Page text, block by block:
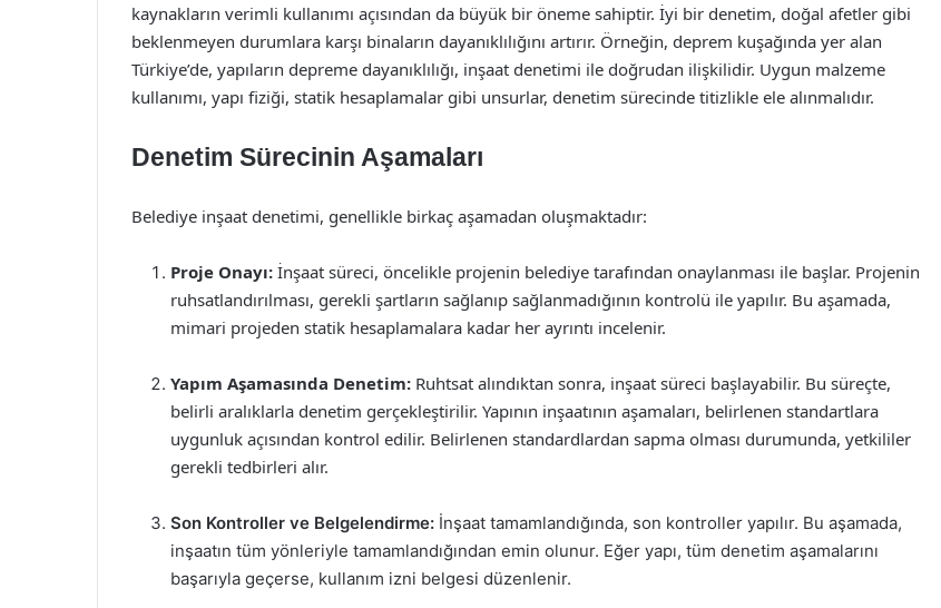
kaynakların verimli kullanımı açısından da büyük bir öneme sahiptir. İyi bir denetim, doğal afetler gibi
beklenmeyen durumlara karşı binaların dayanıklılığını artırır. Örneğin, deprem kuşağında yer alan
Türkiye’de, yapıların depreme dayanıklılığı, inşaat denetimi ile doğrudan ilişkilidir. Uygun malzeme
kullanımı, yapı fiziği, statik hesaplamalar gibi unsurlar, denetim sürecinde titizlikle ele alınmalıdır.
Denetim Sürecinin Aşamaları
Belediye inşaat denetimi, genellikle birkaç aşamadan oluşmaktadır:
Proje Onayı: İnşaat süreci, öncelikle projenin belediye tarafından onaylanması ile başlar. Projenin
ruhsatlandırılması, gerekli şartların sağlanıp sağlanmadığının kontrolü ile yapılır. Bu aşamada,
mimari projeden statik hesaplamalara kadar her ayrıntı incelenir.
Yapım Aşamasında Denetim: Ruhtsat alındıktan sonra, inşaat süreci başlayabilir. Bu süreçte,
belirli aralıklarla denetim gerçekleştirilir. Yapının inşaatının aşamaları, belirlenen standartlara
uygunluk açısından kontrol edilir. Belirlenen standardlardan sapma olması durumunda, yetkililer
gerekli tedbirleri alır.
Son Kontroller ve Belgelendirme: İnşaat tamamlandığında, son kontroller yapılır. Bu aşamada,
inşaatın tüm yönleriyle tamamlandığından emin olunur. Eğer yapı, tüm denetim aşamalarını
başarıyla geçerse, kullanım izni belgesi düzenlenir.